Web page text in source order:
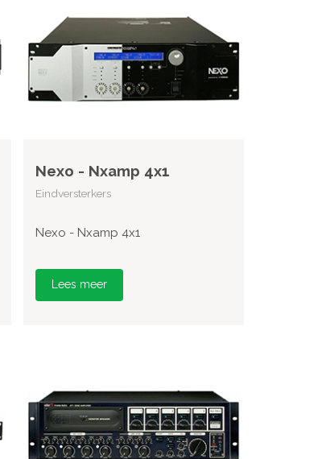
Nexo - Nxamp 4x1
Eindversterkers
Nexo - Nxamp 4x1
Lees meer